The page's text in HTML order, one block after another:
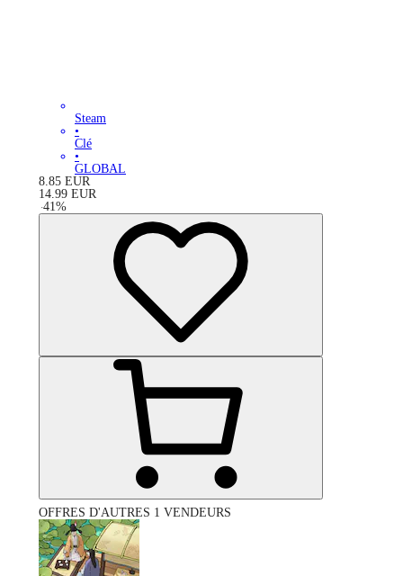
Steam
•
Clé
•
GLOBAL
8.85 EUR
14.99 EUR
-41%
OFFRES D'AUTRES 1 VENDEURS